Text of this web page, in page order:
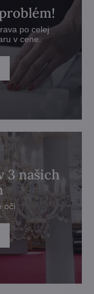
po celej
v cene.
3 našich
oči